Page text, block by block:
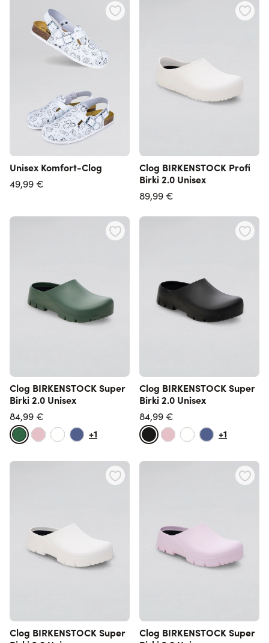
Unisex Komfort-Clog
49,99 €
Clog BIRKENSTOCK Profi
Birki 2.0 Unisex
89,99 €
Clog BIRKENSTOCK Super
Birki 2.0 Unisex
84,99 €
+1
Clog BIRKENSTOCK Super
Birki 2.0 Unisex
84,99 €
+1
Clog BIRKENSTOCK Super
Clog BIRKENSTOCK Super